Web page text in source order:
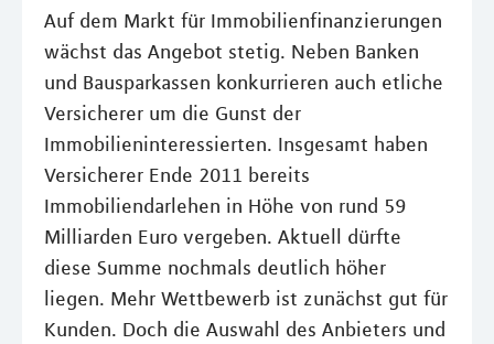
Auf dem Markt für Immobilienfinanzierungen
wächst das Angebot stetig. Neben Banken
und Bausparkassen konkurrieren auch etliche
Versicherer um die Gunst der
Immobilieninteressierten. Insgesamt haben
Versicherer Ende 2011 bereits
Immobiliendarlehen in Höhe von rund 59
Milliarden Euro vergeben. Aktuell dürfte
diese Summe nochmals deutlich höher
liegen. Mehr Wettbewerb ist zunächst gut für
Kunden. Doch die Auswahl des Anbieters und